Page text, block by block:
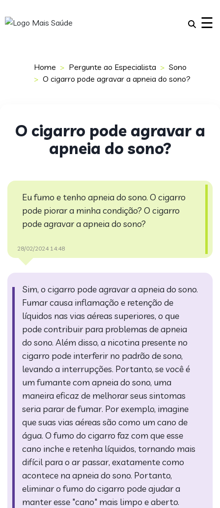
☰
Home Pergunte ao Especialista
Sono
O cigarro pode agravar a apneia do sono?
O cigarro pode agravar a
apneia do sono?
Eu fumo e tenho apneia do sono. O cigarro
pode piorar a minha condição? O cigarro
pode agravar a apneia do sono?
28/02/2024 14:48
Sim, o cigarro pode agravar a apneia do sono.
Fumar causa inflamação e retenção de
líquidos nas vias aéreas superiores, o que
pode contribuir para problemas de apneia
do sono. Além disso, a nicotina presente no
cigarro pode interferir no padrão de sono,
levando a interrupções. Portanto, se você é
um fumante com apneia do sono, uma
maneira eficaz de melhorar seus sintomas
seria parar de fumar. Por exemplo, imagine
que suas vias aéreas são como um cano de
água. O fumo do cigarro faz com que esse
cano inche e retenha líquidos, tornando mais
difícil para o ar passar, exatamente como
acontece na apneia do sono. Portanto,
eliminar o fumo do cigarro pode ajudar a
manter esse "cano" mais limpo e aberto.